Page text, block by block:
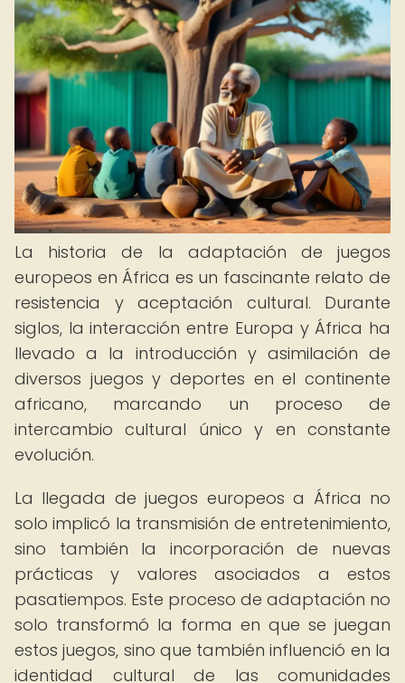
La historia de la adaptación de juegos
europeos en África es un fascinante relato de
resistencia y aceptación cultural. Durante
siglos, la interacción entre Europa y África ha
llevado a la introducción y asimilación de
diversos juegos y deportes en el continente
africano, marcando un proceso de
intercambio cultural único y en constante
evolución.
La llegada de juegos europeos a África no
solo implicó la transmisión de entretenimiento,
sino también la incorporación de nuevas
prácticas y valores asociados a estos
pasatiempos. Este proceso de adaptación no
solo transformó la forma en que se juegan
estos juegos, sino que también influenció en la
identidad cultural de las comunidades